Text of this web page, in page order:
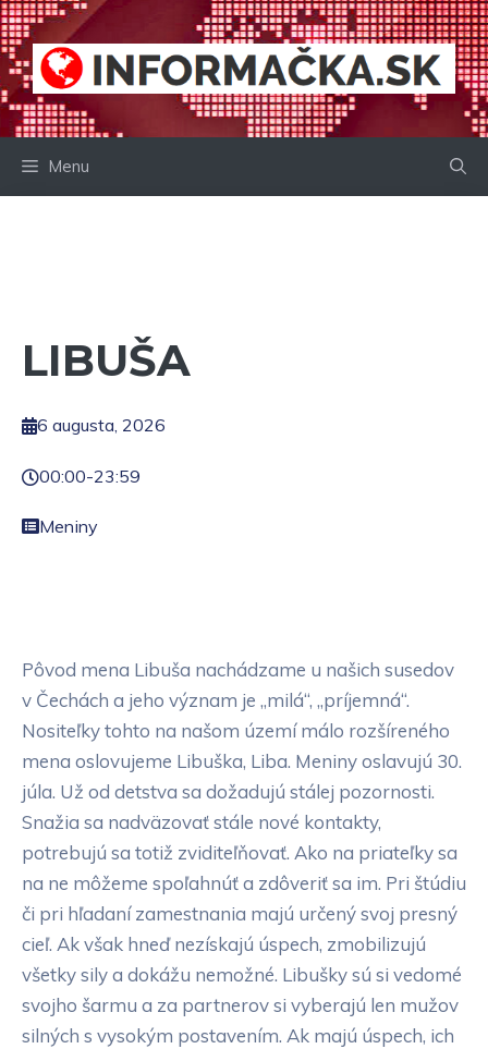
Preskočiť
na
obsah
Menu
LIBUŠA
6 augusta, 2026
00:00-23:59
Meniny
Pôvod mena Libuša nachádzame u našich susedov
v Čechách a jeho význam je „milá“, „príjemná“.
Nositeľky tohto na našom území málo rozšíreného
mena oslovujeme Libuška, Liba. Meniny oslavujú 30.
júla. Už od detstva sa dožadujú stálej pozornosti.
Snažia sa nadväzovať stále nové kontakty,
potrebujú sa totiž zviditeľňovať. Ako na priateľky sa
na ne môžeme spoľahnúť a zdôveriť sa im. Pri štúdiu
či pri hľadaní zamestnania majú určený svoj presný
cieľ. Ak však hneď nezískajú úspech, zmobilizujú
všetky sily a dokážu nemožné. Libušky sú si vedomé
svojho šarmu a za partnerov si vyberajú len mužov
silných s vysokým postavením. Ak majú úspech, ich